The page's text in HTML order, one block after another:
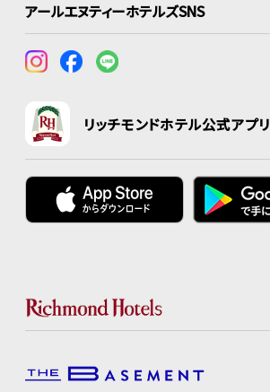
アールエヌティーホテルズSNS
リッチモンドホテル公式アプリ